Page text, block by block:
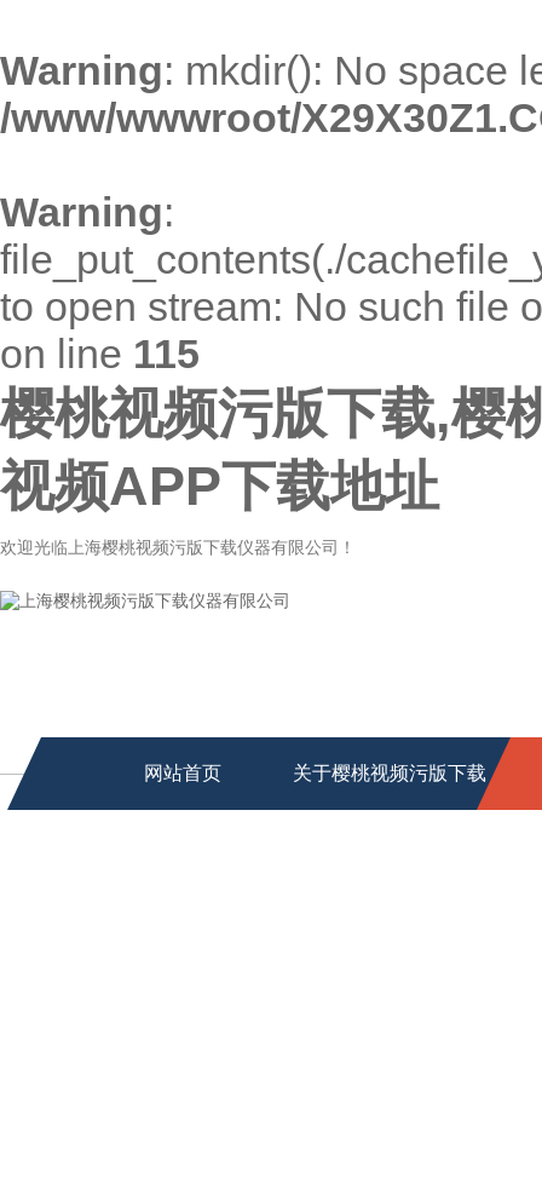
Warning: mkdir(): No space
/www/wwwroot/
Warning:
file_put_contents(./
to open stream: No such file
on line 115
樱桃视频污版下载,樱
视频APP下载地址
欢迎光临上海樱桃视频污版下载仪器有限公司！
网站首页 关于樱桃视频污版下载